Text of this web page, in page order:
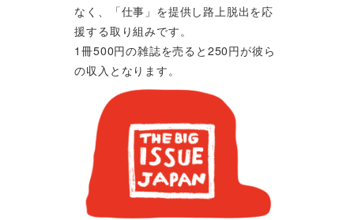
なく、「仕事」を提供し路上脱出を応
援する取り組みです。
1冊500円の雑誌を売ると250円が彼ら
の収入となります。